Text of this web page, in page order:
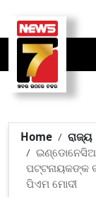
Home
ରାଜ୍ୟ
ଇଣ୍ଡୋନେସିଆ
ପଟ୍ଟନାୟକଙ୍କ
ପିଏମ ମୋଦୀ